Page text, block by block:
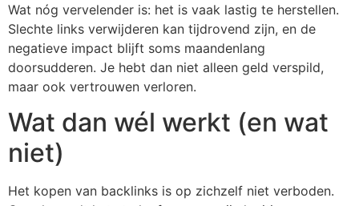
Wat nóg vervelender is: het is vaak lastig te herstellen.
Slechte links verwijderen kan tijdrovend zijn, en de
negatieve impact blijft soms maandenlang
doorsudderen. Je hebt dan niet alleen geld verspild,
maar ook vertrouwen verloren.
Wat dan wél werkt (en wat
niet)
Het kopen van backlinks is op zichzelf niet verboden.